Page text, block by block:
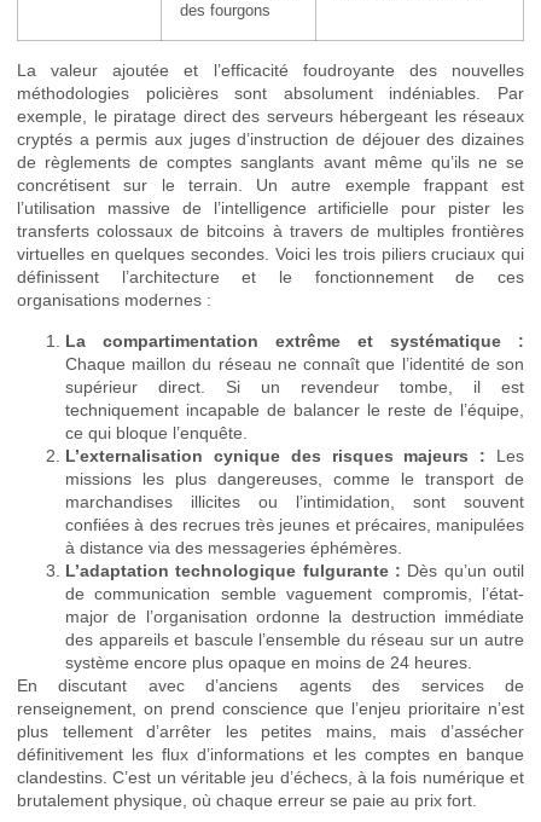
des fourgons
La valeur ajoutée et l’efficacité foudroyante des nouvelles
méthodologies policières sont absolument indéniables. Par
exemple, le piratage direct des serveurs hébergeant les réseaux
cryptés a permis aux juges d’instruction de déjouer des dizaines
de règlements de comptes sanglants avant même qu’ils ne se
concrétisent sur le terrain. Un autre exemple frappant est
l’utilisation massive de l’intelligence artificielle pour pister les
transferts colossaux de bitcoins à travers de multiples frontières
virtuelles en quelques secondes. Voici les trois piliers cruciaux qui
définissent l’architecture et le fonctionnement de ces
organisations modernes :
La compartimentation extrême et systématique :
Chaque maillon du réseau ne connaît que l’identité de son
supérieur direct. Si un revendeur tombe, il est
techniquement incapable de balancer le reste de l’équipe,
ce qui bloque l’enquête.
L’externalisation cynique des risques majeurs : Les
missions les plus dangereuses, comme le transport de
marchandises illicites ou l’intimidation, sont souvent
confiées à des recrues très jeunes et précaires, manipulées
à distance via des messageries éphémères.
L’adaptation technologique fulgurante : Dès qu’un outil
de communication semble vaguement compromis, l’état-
major de l’organisation ordonne la destruction immédiate
des appareils et bascule l’ensemble du réseau sur un autre
système encore plus opaque en moins de 24 heures.
En discutant avec d’anciens agents des services de
renseignement, on prend conscience que l’enjeu prioritaire n’est
plus tellement d’arrêter les petites mains, mais d’assécher
définitivement les flux d’informations et les comptes en banque
clandestins. C’est un véritable jeu d’échecs, à la fois numérique et
brutalement physique, où chaque erreur se paie au prix fort.